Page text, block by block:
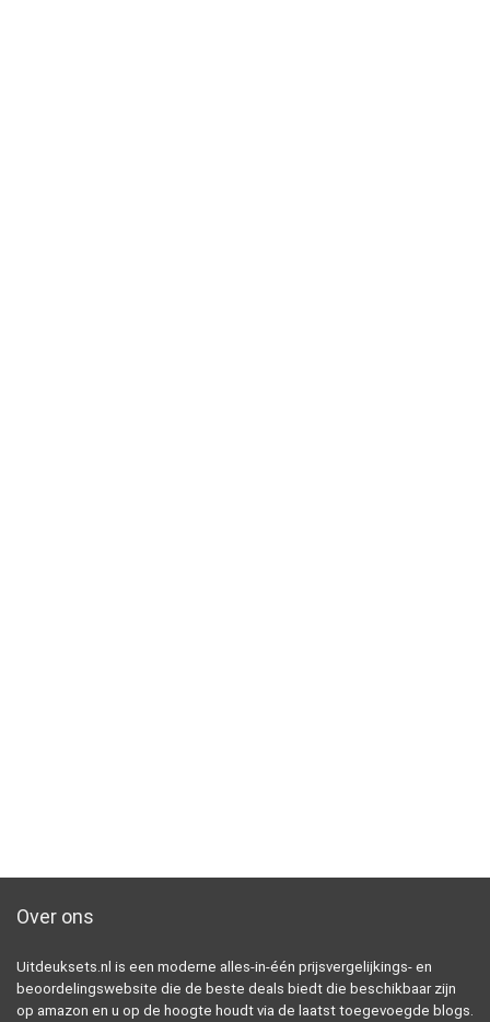
Over ons
Uitdeuksets.nl is een moderne alles-in-één prijsvergelijkings- en
beoordelingswebsite die de beste deals biedt die beschikbaar zijn
op amazon en u op de hoogte houdt via de laatst toegevoegde blogs.